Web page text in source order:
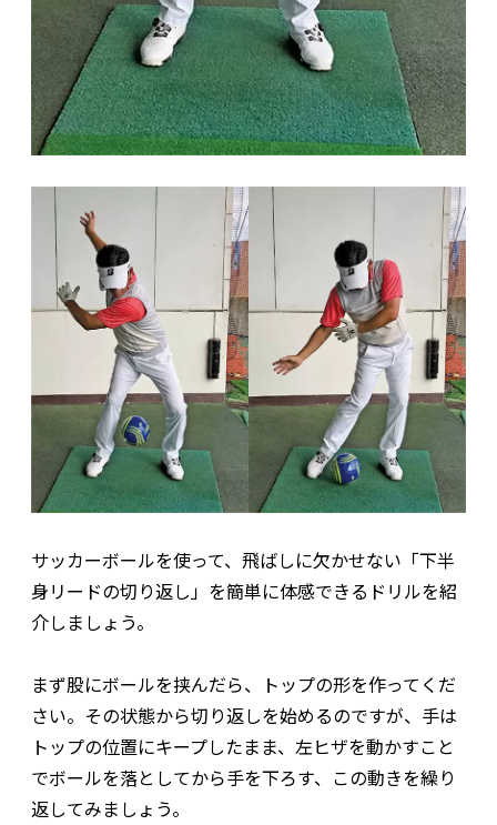
サッカーボールを使って、飛ばしに欠かせない「下半
身リードの切り返し」を簡単に体感できるドリルを紹
介しましょう。
まず股にボールを挟んだら、トップの形を作ってくだ
さい。その状態から切り返しを始めるのですが、手は
トップの位置にキープしたまま、左ヒザを動かすこと
でボールを落としてから手を下ろす、この動きを繰り
返してみましょう。